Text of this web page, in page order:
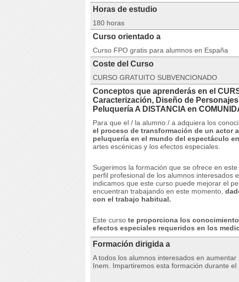
Horas de estudio
180 horas
Curso orientado a
Curso FPO gratis para alumnos en España
Coste del Curso
CURSO GRATUITO SUBVENCIONADO
Conceptos que aprenderás en el
Caracterización, Diseño de
Peluquería A DISTANCIA en
Para que el / la alumno / a adquiera los
el proceso de transformación de un actor
peluquería en el mundo del espectáculo
artes escénicas y los efectos especiales.
Sugerimos la formación que se ofrece en
perfil profesional de los alumnos interesados
indicamos que este curso puede mejorar el
encuentran trabajando en este momento,
con el trabajo habitual.
Este curso te proporciona los
efectos especiales requeridos en los
Formación dirigida a
A todos los alumnos interesados ​​​​en
Inem. Impartiremos esta formación durante el